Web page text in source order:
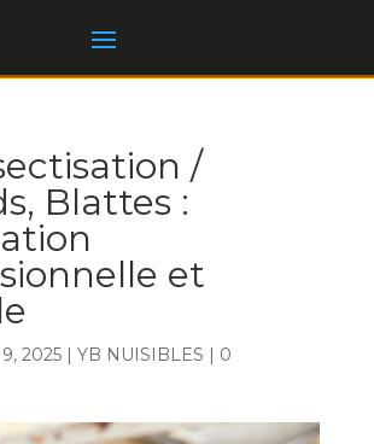
/
Blattes :
et
2025| YB NUISIBLES | 0